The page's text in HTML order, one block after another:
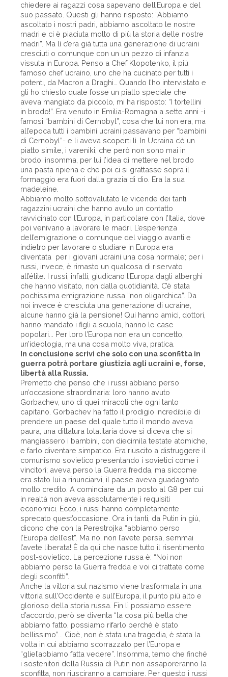
chiedere ai ragazzi cosa sapevano dell’Europa e del
suo passato. Questi gli hanno risposto: “Abbiamo
ascoltato i nostri padri, abbiamo ascoltato le nostre
madri e ci è piaciuta molto di più la storia delle nostre
madri”. Ma lì c’era già tutta una generazione di ucraini
cresciuti o comunque con un un pezzo di infanzia
vissuta in Europa. Penso a Chef Klopotenko, il più
famoso chef ucraino, uno che ha cucinato per tutti i
potenti, da Macron a Draghi… Quando l’ho intervistato e
gli ho chiesto quale fosse un piatto speciale che
aveva mangiato da piccolo, mi ha risposto: “I tortellini
in brodo!”. Era venuto in Emilia-Romagna a sette anni -i
famosi “bambini di Cernobyl”, cosa che lui non era, ma
all’epoca tutti i bambini ucraini passavano per “bambini
di Cernobyl”- e li aveva scoperti lì. In Ucraina c’è un
piatto simile, i vareniki, che però non sono mai in
brodo: insomma, per lui l’idea di mettere nel brodo
una pasta ripiena e che poi ci si grattasse sopra il
formaggio era fuori dalla grazia di dio. Era la sua
madeleine.
Abbiamo molto sottovalutato le vicende dei tanti
ragazzini ucraini che hanno avuto un contatto
ravvicinato con l’Europa, in particolare con l’Italia, dove
poi venivano a lavorare le madri. L’esperienza
dell’emigrazione o comunque del viaggio avanti e
indietro per lavorare o studiare in Europa era
diventata per i giovani ucraini una cosa normale; per i
russi, invece, è rimasto un qualcosa di riservato
all’élite. I russi, infatti, giudicano l’Europa dagli alberghi
che hanno visitato, non dalla quotidianità. C’è stata
pochissima emigrazione russa “non oligarchica”. Da
noi invece è cresciuta una generazione di ucraine,
alcune hanno già la pensione! Qui hanno amici, dottori,
hanno mandato i figli a scuola, hanno le case
popolari... Per loro l’Europa non era un concetto,
un’ideologia, ma una cosa molto viva, pratica.
In conclusione scrivi che solo con una sconfitta in
guerra potrà portare giustizia agli ucraini e, forse,
libertà alla Russia.
Premetto che penso che i russi abbiano perso
un’occasione straordinaria: loro hanno avuto
Gorbachev, uno di quei miracoli che ogni tanto
capitano. Gorbachev ha fatto il prodigio incredibile di
prendere un paese del quale tutto il mondo aveva
paura, una dittatura totalitaria dove si diceva che si
mangiassero i bambini, con diecimila testate atomiche,
e farlo diventare simpatico. Era riuscito a distruggere il
comunismo sovietico presentando i sovietici come i
vincitori; aveva perso la Guerra fredda, ma siccome
era stato lui a rinunciarvi, il paese aveva guadagnato
molto credito. A cominciare da un posto al G8 per cui
in realtà non aveva assolutamente i requisiti
economici. Ecco, i russi hanno completamente
sprecato quest’occasione. Ora in tanti, da Putin in giù,
dicono che con la Perestrojka “abbiamo perso
l’Europa dell’est”. Ma no, non l’avete persa, semmai
l’avete liberata! È da qui che nasce tutto il risentimento
post-sovietico. La percezione russa è: “Noi non
abbiamo perso la Guerra fredda e voi ci trattate come
degli sconfitti”.
Anche la vittoria sul nazismo viene trasformata in una
vittoria sull’Occidente e sull’Europa, il punto più alto e
glorioso della storia russa. Fin lì possiamo essere
d’accordo, però se diventa “la cosa più bella che
abbiamo fatto, possiamo rifarlo perché è stato
bellissimo”... Cioè, non è stata una tragedia, è stata la
volta in cui abbiamo scorrazzato per l’Europa e
“gliel’abbiamo fatta vedere”. Insomma, temo che finché
i sostenitori della Russia di Putin non assaporeranno la
sconfitta, non riusciranno a cambiare. Per questo i russi